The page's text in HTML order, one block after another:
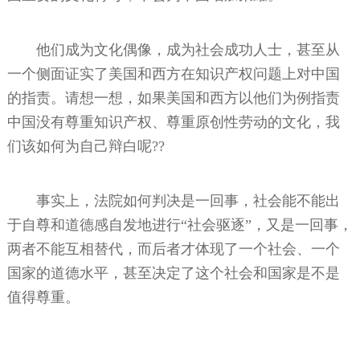
他们成为文化偶像，成为社会成功人士，甚至从
一个侧面证实了美国和西方在知识产权问题上对中国
的指责。请想一想，如果美国和西方以他们为例指责
中国没有尊重知识产权、尊重原创性劳动的文化，我
们该如何为自己辩白呢??
事实上，法院如何判决是一回事，社会能不能出
于自尊和道德感自发地进行“社会驱逐”，又是一回事，
两者不能互相替代，而后者才体现了一个社会、一个
国家的道德水平，甚至决定了这个社会和国家是不是
值得尊重。